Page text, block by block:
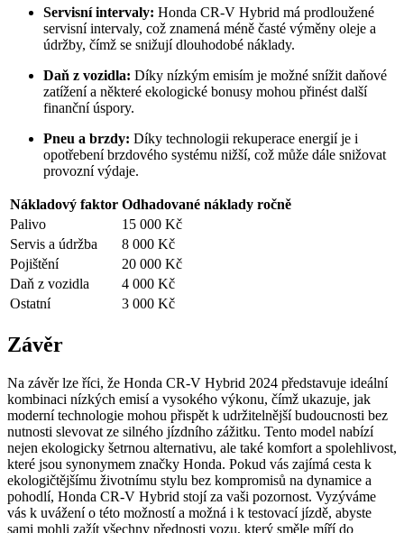
Servisní intervaly: Honda CR-V Hybrid má prodloužené
servisní intervaly, což znamená méně časté výměny oleje a
údržby, čímž se snižují dlouhodobé náklady.
Daň z vozidla: Díky nízkým emisím je možné snížit daňové
zatížení a některé ekologické bonusy mohou přinést další
finanční úspory.
Pneu a brzdy: Díky technologii rekuperace energií je i
opotřebení brzdového systému nižší, což může dále snižovat
provozní výdaje.
Nákladový faktor Odhadované náklady ročně
Palivo
15 000 Kč
Servis a údržba
8 000 Kč
Pojištění
20 000 Kč
Daň z vozidla
4 000 Kč
Ostatní
3 000 Kč
Závěr
Na závěr lze říci, že Honda CR-V Hybrid 2024 představuje ideální
kombinaci nízkých emisí a vysokého výkonu, čímž ukazuje, jak
moderní technologie mohou přispět k udržitelnější budoucnosti bez
nutnosti slevovat ze silného jízdního zážitku. Tento model nabízí
nejen ekologicky šetrnou alternativu, ale také komfort a spolehlivost,
které jsou synonymem značky Honda. Pokud vás zajímá cesta k
ekologičtějšímu životnímu stylu bez kompromisů na dynamice a
pohodlí, Honda CR-V Hybrid stojí za vaši pozornost. Vyzýváme
vás k uvážení o této možností a možná i k testovací jízdě, abyste
sami mohli zažít všechny přednosti vozu, který směle míří do